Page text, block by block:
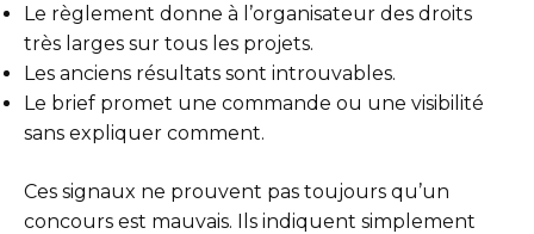
Le règlement donne à l’organisateur des droits
très larges sur tous les projets.
Les anciens résultats sont introuvables.
Le brief promet une commande ou une visibilité
sans expliquer comment.
Ces signaux ne prouvent pas toujours qu’un
concours est mauvais. Ils indiquent simplement